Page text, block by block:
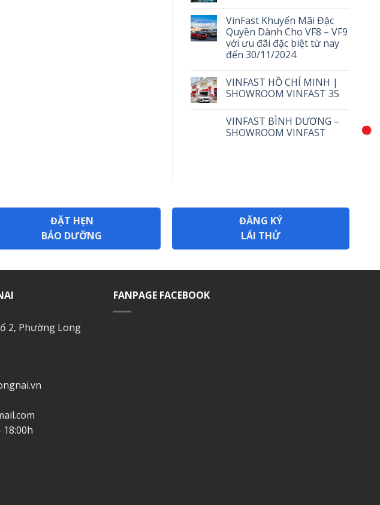
VinFast Khuyến Mãi Đặc
Quyền Dành Cho VF8 – VF9
với ưu đãi đặc biệt từ nay
đến 30/11/2024
VINFAST HỒ CHÍ MINH |
SHOWROOM VINFAST 3S
VINFAST BÌNH DƯƠNG –
SHOWROOM VINFAST
ĐẶT HẸN
BẢO DƯỠNG
ĐĂNG KÝ
LÁI THỬ
2, Phường Long
18:00h
FANPAGE FACEBOOK